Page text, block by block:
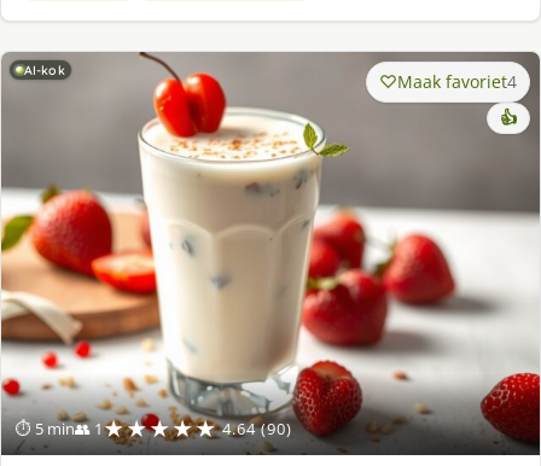
AI-kok
⏱ 5 min👥 1★★★★★ 4.64 (90)
Maak favoriet4
👍